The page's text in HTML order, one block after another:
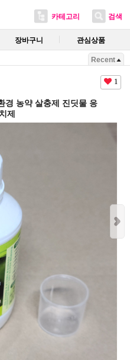
카테고리 검색
장바구니 관심상품
Recent
1
경 농약 살충제 진딧물 응
제